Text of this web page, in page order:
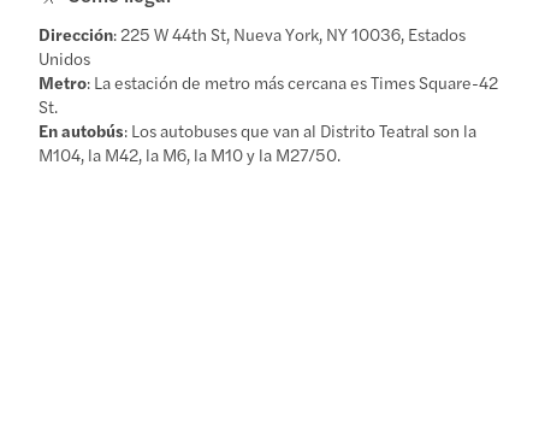
Dirección: 225 W 44th St, Nueva York, NY 10036, Estados
Unidos
Metro: La estación de metro más cercana es Times Square-42
St.
En autobús: Los autobuses que van al Distrito Teatral son la
M104, la M42, la M6, la M10 y la M27/50.